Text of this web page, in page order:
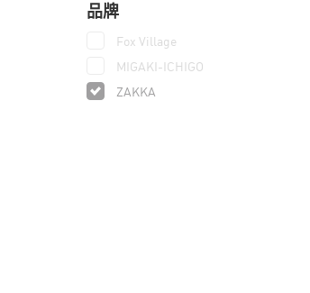
品牌
Fox Village
MIGAKI-ICHIGO
ZAKKA